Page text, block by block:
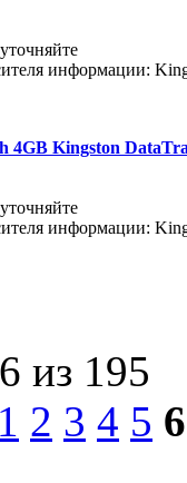
информации:
4GB Kingston
информации:
из 195
1 2 3 4 5 6